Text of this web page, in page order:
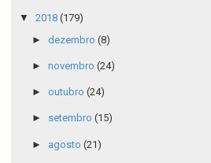
▼ 2018 (179)
► dezembro (8)
► novembro (24)
► outubro (24)
► setembro (15)
► agosto (21)